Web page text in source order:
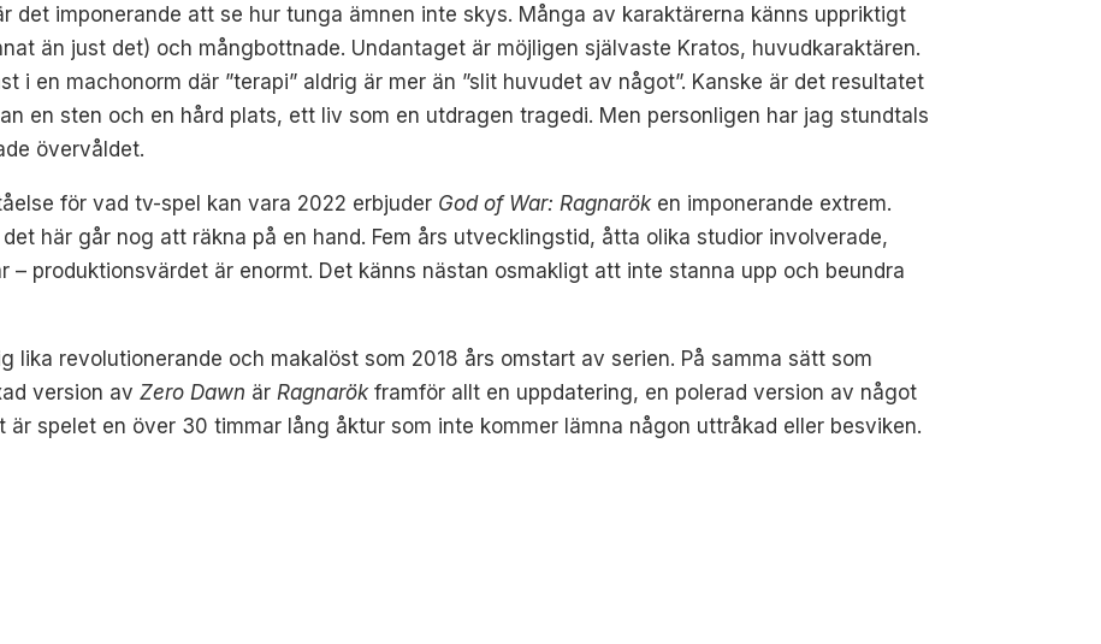
det imponerande att se hur tunga ämnen inte skys. Många av karaktärerna känns uppriktigt
än just det) och mångbottnade. Undantaget är möjligen självaste Kratos, huvudkaraktären.
i en machonorm där ”terapi” aldrig är mer än ”slit huvudet av något”. Kanske är det resultatet
en sten och en hård plats, ett liv som en utdragen tragedi. Men personligen har jag stundtals
övervåldet.
för vad tv-spel kan vara 2022 erbjuder God of War: Ragnaröken imponerande extrem.
här går nog att räkna på en hand. Fem års utvecklingstid, åtta olika studior involverade,
– produktionsvärdet är enormt. Det känns nästan osmakligt att inte stanna upp och beundra
lika revolutionerande och makalöst som 2018 års omstart av serien. På samma sätt som
version avZero Dawn är Ragnarökframför allt en uppdatering, en polerad version av något
spelet en över 30 timmar lång åktur som inte kommer lämna någon uttråkad eller besviken.